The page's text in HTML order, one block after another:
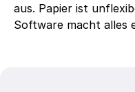
aus. Papier ist
Software macht alles